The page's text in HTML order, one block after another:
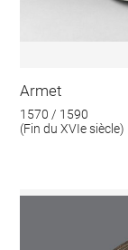
Armet
1570 / 1590
(Fin du XVIe siècle)